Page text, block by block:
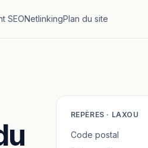
SEONetlinkingPlan du site
REPÈRES · LAXOU
Code postal